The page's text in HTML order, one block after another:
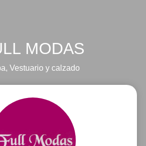
MODAS
, Vestuario y calzado